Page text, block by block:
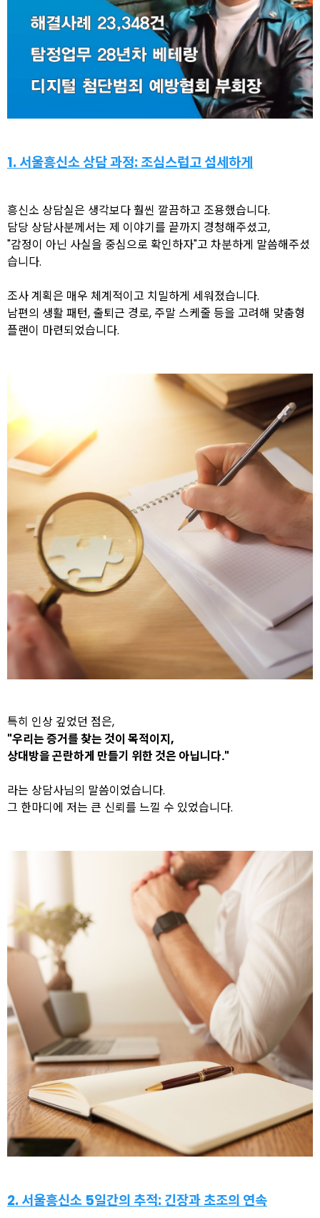
1. 서울흥신소 상담 과정: 조심스럽고 섬세하게
흥신소 상담실은 생각보다 훨씬 깔끔하고 조용했습니다.
담당 상담사분께서는 제 이야기를 끝까지 경청해주셨고,
"감정이 아닌 사실을 중심으로 확인하자"고 차분하게 말씀해주셨
습니다.
조사 계획은 매우 체계적이고 치밀하게 세워졌습니다.
남편의 생활 패턴, 출퇴근 경로, 주말 스케줄 등을 고려해 맞춤형
플랜이 마련되었습니다.
특히 인상 깊었던 점은,
"우리는 증거를 찾는 것이 목적이지,
상대방을 곤란하게 만들기 위한 것은 아닙니다."
라는 상담사님의 말씀이었습니다.
그 한마디에 저는 큰 신뢰를 느낄 수 있었습니다.
2. 서울흥신소 5일간의 추적: 긴장과 초조의 연속